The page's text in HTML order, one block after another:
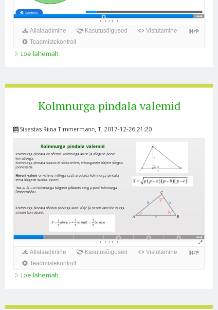
Loe lähemalt
Kolmnurga pindala valemid
Sisestas Riina Timmermann, T, 2017-12-26 21:20
Loe lähemalt